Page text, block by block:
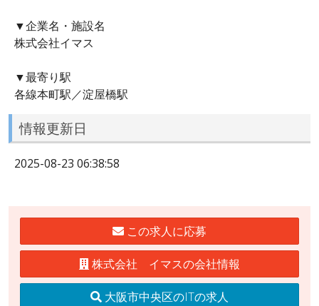
▼企業名・施設名
株式会社イマス
▼最寄り駅
各線本町駅／淀屋橋駅
情報更新日
2025-08-23 06:38:58
この求人に応募
株式会社 イマスの会社情報
大阪市中央区のITの求人